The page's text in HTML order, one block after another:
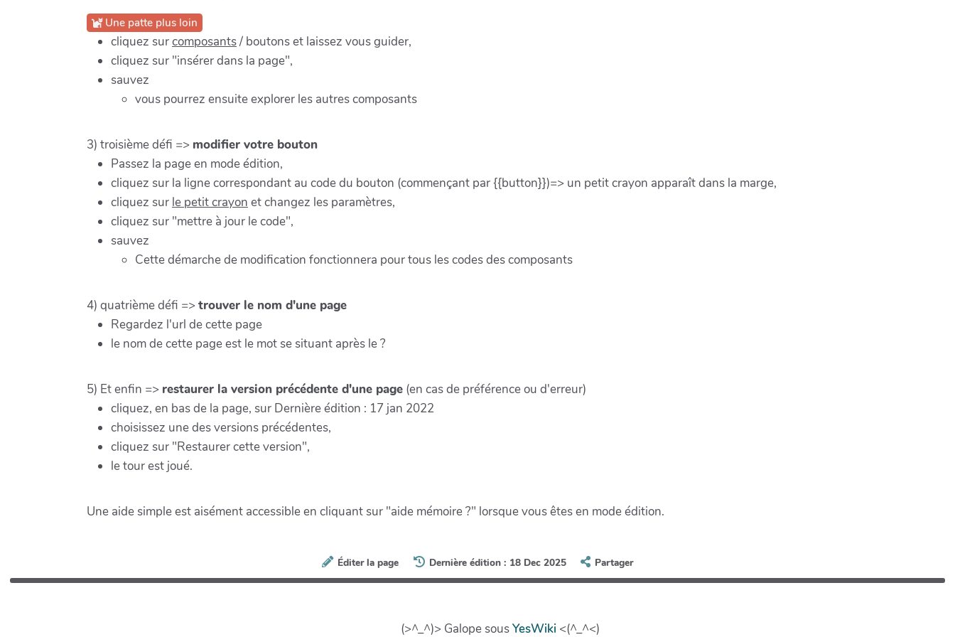
Une patte plus loin
cliquez surcomposants/ boutons et laissez vous guider,
cliquez sur "insérer dans la page",
sauvez
vous pourrez ensuite explorer les autres composants
3) troisième défi => modifier votre bouton
Passez la page en mode édition,
cliquez sur la ligne correspondant au code du bouton (commençant par {{button}})=> un petit crayon apparaît dans la marge,
cliquez sur le petit crayon et changez les paramètres,
cliquez sur "mettre à jour le code",
sauvez
Cette démarche de modification fonctionnera pour tous les codes des composants
4) quatrième défi => trouver le nom d'une page
Regardez l'url de cette page
le nom de cette page est le mot se situant après le ?
5) Et enfin => restaurer la version précédente d'une page (en cas de préférence ou d'erreur)
cliquez, en bas de la page, sur Dernière édition : 17 jan 2022
choisissez une des versions précédentes,
cliquez sur "Restaurer cette version",
le tour est joué.
Une aide simple est aisément accessible en cliquant sur "aide mémoire ?" lorsque vous êtes en mode édition.
Éditer la page Dernière édition : 18 Dec 2025 Partager
(>^_^)> Galope sousYesWiki <(^_^<)